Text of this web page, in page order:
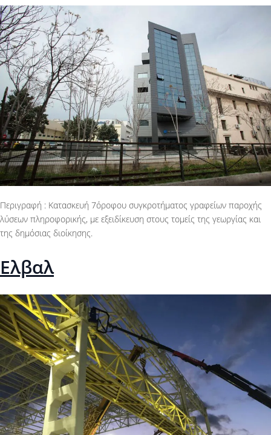
Περιγραφή : Κατασκευή 7όροφου συγκροτήματος γραφείων παροχής
λύσεων πληροφορικής, με εξειδίκευση στους τομείς της γεωργίας και
της δημόσιας διοίκησης.
Ελβαλ